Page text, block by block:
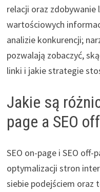
relacji oraz
wartościowych
analizie konkurencji;
pozwalają zobaczyć,
linki i jakie strategie
Jakie są
page a SEO
SEO on-page i SEO
optymalizacji stron
siebie podejściem oraz